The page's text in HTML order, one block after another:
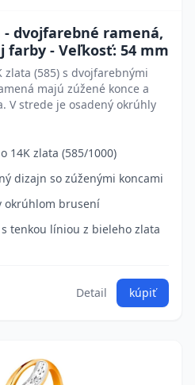
- dvojfarebné ramená,
farby - Veľkosť: 54 mm
zlata (585) s dvojfarebnými
majú zúžené konce a
V strede je osadený okrúhly
14K zlata (585/1000)
dizajn so zúženými koncami
okrúhlom brusení
tenkou líniou z bieleho zlata
Detail kúpiť